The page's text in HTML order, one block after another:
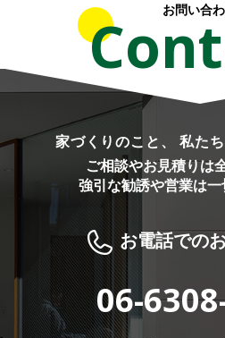
お問い合
家づくりのこと、 私た
ご相談やお見積りは
強引な勧誘や営業は一
お電話での
06-